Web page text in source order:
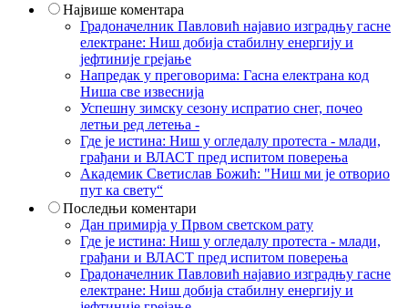
Највише коментара
Градоначелник Павловић најавио изградњу гасне
електране: Ниш добија стабилну енергију и
јефтиније грејање
Напредак у преговорима: Гасна електрана код
Ниша све извеснија
Успешну зимску сезону испратио снег, почео
летњи ред летења -
Где је истина: Ниш у огледалу протеста - млади,
грађани и ВЛАСТ пред испитом поверења
Академик Светислав Божић: "Ниш ми је отворио
пут ка свету“
Последњи коментари
Дан примирја у Првом светском рату
Где је истина: Ниш у огледалу протеста - млади,
грађани и ВЛАСТ пред испитом поверења
Градоначелник Павловић најавио изградњу гасне
електране: Ниш добија стабилну енергију и